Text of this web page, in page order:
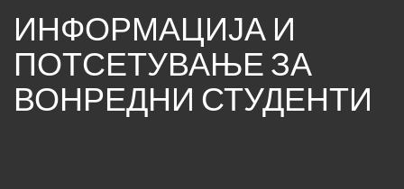
ИНФОРМАЦИЈА И
ПОТСЕТУВАЊЕ ЗА
ВОНРЕДНИ СТУДЕНТИ